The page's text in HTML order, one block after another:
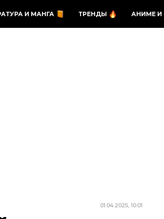
И МАНГА ТРЕНДЫ АНИМЕ И
01.04.2025, 10:01